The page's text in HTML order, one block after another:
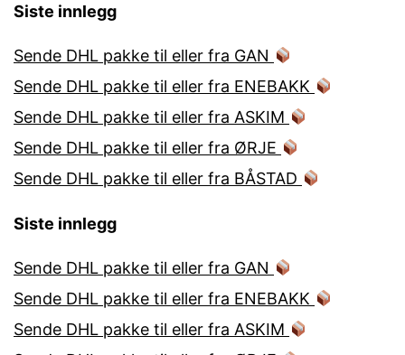
Siste innlegg
Sende DHL pakke til eller fra GAN
Sende DHL pakke til eller fra ENEBAKK
Sende DHL pakke til eller fra ASKIM
Sende DHL pakke til eller fra ØRJE
Sende DHL pakke til eller fra BÅSTAD
Siste innlegg
Sende DHL pakke til eller fra GAN
Sende DHL pakke til eller fra ENEBAKK
Sende DHL pakke til eller fra ASKIM